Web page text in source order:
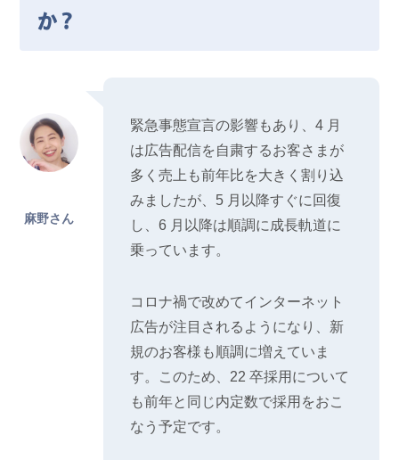
か？
麻野さん
緊急事態宣言の影響もあり、4 月
は広告配信を自粛するお客さまが
多く売上も前年比を大きく割り込
みましたが、5 月以降すぐに回復
し、6 月以降は順調に成長軌道に
乗っています。
コロナ禍で改めてインターネット
広告が注目されるようになり、新
規のお客様も順調に増えていま
す。このため、22 卒採用について
も前年と同じ内定数で採用をおこ
なう予定です。